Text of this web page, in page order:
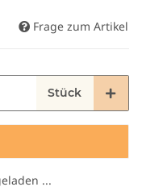
Frage zum Artikel
Stück
...